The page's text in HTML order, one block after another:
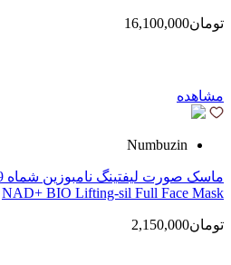
تومان16,100,000
مشاهده
Numbuzin
NAD+ BIO Lifting-sil Full Face Mask
تومان2,150,000